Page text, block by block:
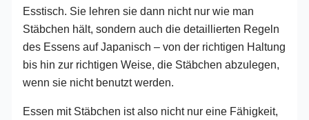
Esstisch. Sie lehren sie dann nicht nur wie man
Stäbchen hält, sondern auch die detaillierten Regeln
des Essens auf Japanisch – von der richtigen Haltung
bis hin zur richtigen Weise, die Stäbchen abzulegen,
wenn sie nicht benutzt werden.
Essen mit Stäbchen ist also nicht nur eine Fähigkeit,